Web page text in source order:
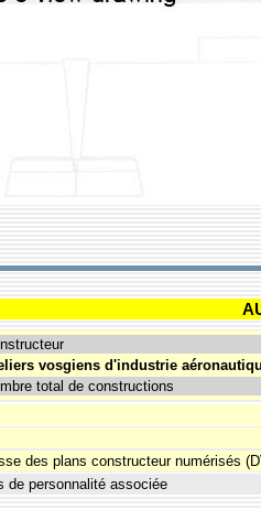
vosgiens d'industrie
total de constructions
des plans constructeur numérisés
de personnalité associée